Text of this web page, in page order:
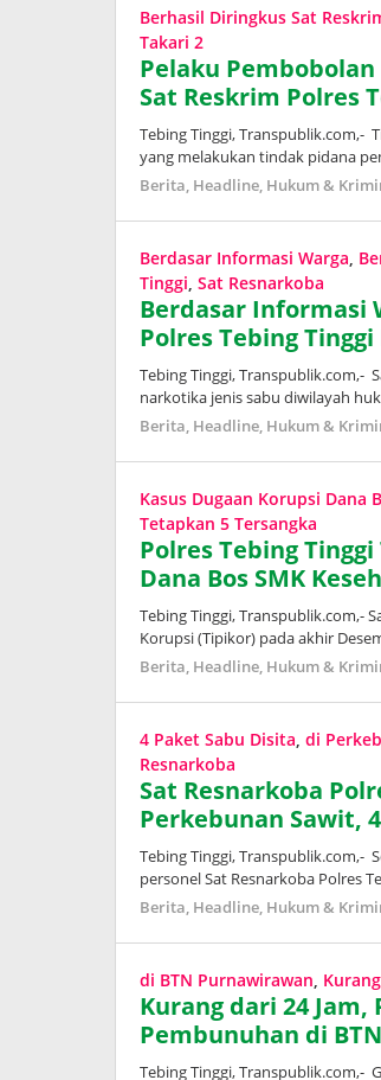
Berhasil Diringkus Sat
Takari 2
Pelaku
Sat Reskrim Polres
Tebing Tinggi, Transpublik.com,-
yang melakukan tindak pidana
Berita, Headline, Hukum &
Berdasar Informasi Warga,
Tinggi, Sat Resnarkoba
Berdasar Informasi
Polres Tebing
Tebing Tinggi, Transpublik.com,-
narkotika jenis sabu diwilayah
Berita, Headline, Hukum &
Kasus Dugaan Korupsi Dana
Tetapkan 5 Tersangka
Polres Tebing
Dana Bos SMK
Tebing Tinggi, Transpublik.com,-
Korupsi (Tipikor) pada akhir
Berita, Headline, Hukum &
4 Paket Sabu Disita, di
Resnarkoba
Sat Resnarkoba
Perkebunan Sawit,
Tebing Tinggi, Transpublik.com,-
personel Sat Resnarkoba Polres
Berita, Headline, Hukum &
di BTN Purnawirawan,
Kurang dari 24 Jam,
Pembunuhan di
Tebing Tinggi, Transpublik.com,-